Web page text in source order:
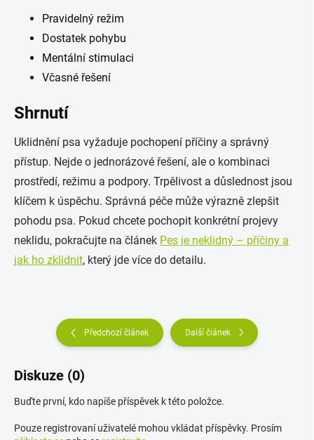
Pravidelný režim
Dostatek pohybu
Mentální stimulaci
Včasné řešení
Shrnutí
Uklidnění psa vyžaduje pochopení příčiny a správný
přístup. Nejde o jednorázové řešení, ale o kombinaci
prostředí, režimu a podpory. Trpělivost a důslednost jsou
klíčem k úspěchu. Správná péče může výrazně zlepšit
pohodu psa. Pokud chcete pochopit konkrétní projevy
neklidu, pokračujte na článek Pes je neklidný – příčiny a
jak ho zklidnit, který jde více do detailu.
Předchozí článek Další článek
Diskuze (0)
Buďte první, kdo napíše příspěvek k této položce.
Pouze registrovaní uživatelé mohou vkládat příspěvky. Prosím